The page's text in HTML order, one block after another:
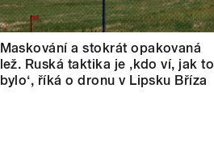
Maskování a stokrát opakovaná
lež. Ruská taktika je ‚kdo ví, jak to
bylo‘, říká o dronu v Lipsku Bříza